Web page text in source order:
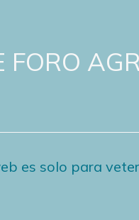
FORO
es solo para